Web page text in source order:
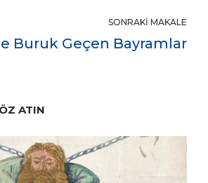
SONRAKI MAKALE
Buruk Geçen Bayramlar
ATIN